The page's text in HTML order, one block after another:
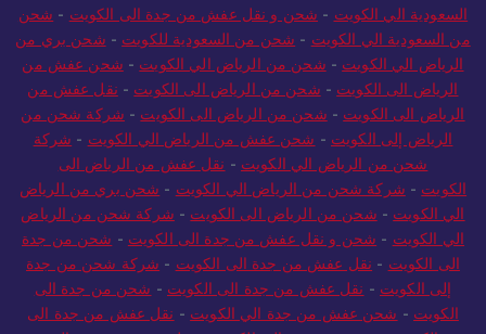
السعودية الي الكويت - شحن و نقل عفش من جدة الى الكويت - شحن
من السعودية الي الكويت - شحن من السعودية للكويت - شحن بري من
الرياض الي الكويت - شحن من الرياض الي الكويت - شحن عفش من
الرياض الى الكويت - شحن من الرياض الى الكويت - نقل عفش من
الرياض الى الكويت - شحن من الرياض الى الكويت - شركة شحن من
الرياض إلى الكويت - شحن عفش من الرياض الي الكويت - شركة
شحن من الرياض الي الكويت - نقل عفش من الرياض الى
الكويت - شركة شحن من الرياض الي الكويت - شحن بري من الرياض
الي الكويت - شحن من الرياض الى الكويت - شركة شحن من الرياض
الي الكويت - شحن و نقل عفش من جدة الى الكويت - شحن من جدة
الى الكويت - نقل عفش من جدة الى الكويت - شركة شحن من جدة
إلى الكويت - نقل عفش من جدة الى الكويت - شحن من جدة الى
الكويت - شحن عفش من جدة الي الكويت - نقل عفش من جدة الى